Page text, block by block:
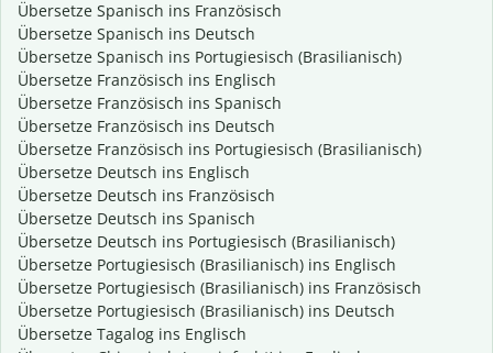
Übersetze Spanisch ins Französisch
Übersetze Spanisch ins Deutsch
Übersetze Spanisch ins Portugiesisch (Brasilianisch)
Übersetze Französisch ins Englisch
Übersetze Französisch ins Spanisch
Übersetze Französisch ins Deutsch
Übersetze Französisch ins Portugiesisch (Brasilianisch)
Übersetze Deutsch ins Englisch
Übersetze Deutsch ins Französisch
Übersetze Deutsch ins Spanisch
Übersetze Deutsch ins Portugiesisch (Brasilianisch)
Übersetze Portugiesisch (Brasilianisch) ins Englisch
Übersetze Portugiesisch (Brasilianisch) ins Französisch
Übersetze Portugiesisch (Brasilianisch) ins Deutsch
Übersetze Tagalog ins Englisch